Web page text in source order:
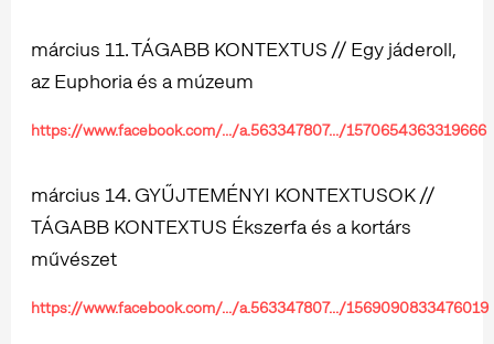
március 11. TÁGABB KONTEXTUS // Egy jáderoll,
az Euphoria és a múzeum
https://www.facebook.com/.../a.563347807.../1570654363319666
március 14. GYŰJTEMÉNYI KONTEXTUSOK //
TÁGABB KONTEXTUS Ékszerfa és a kortárs
művészet
https://www.facebook.com/.../a.563347807.../1569090833476019